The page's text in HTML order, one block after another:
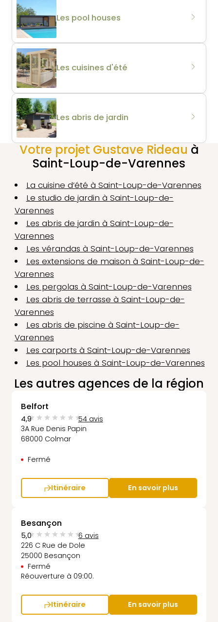
Les pool houses
Les cuisines d'été
Les abris de jardin
Votre projet Gustave Rideau à
Saint-Loup-de-Varennes
La cuisine d’été à Saint-Loup-de-Varennes
Le studio de jardin à Saint-Loup-de-
Varennes
Les abris de jardin à Saint-Loup-de-
Varennes
Les vérandas à Saint-Loup-de-Varennes
Les extensions de maison à Saint-Loup-de-
Varennes
Les pergolas à Saint-Loup-de-Varennes
Les abris de terrasse à Saint-Loup-de-
Varennes
Les abris de piscine à Saint-Loup-de-
Varennes
Les carports à Saint-Loup-de-Varennes
Les pool houses à Saint-Loup-de-Varennes
Les autres agences de la région
Belfort
4,9
54 avis
3A Rue Denis Papin
68000 Colmar
Fermé
Itinéraire En savoir plus
Besançon
5,0
6 avis
226 C Rue de Dole
25000 Besançon
Fermé
Réouverture à 09:00.
Itinéraire En savoir plus